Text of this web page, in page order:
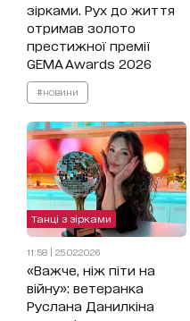
зірками. Рух до життя
отримав золото
престижної премії
GEMA Awards 2026
#новини
Танці з зірками
11:58 | 25.02.2026
«Важче, ніж піти на
війну»: ветеранка
Руслана Данилкіна